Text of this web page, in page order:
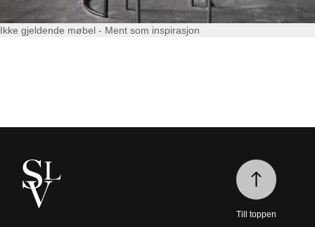
Ikke gjeldende møbel - Ment som inspirasjon
Till toppen